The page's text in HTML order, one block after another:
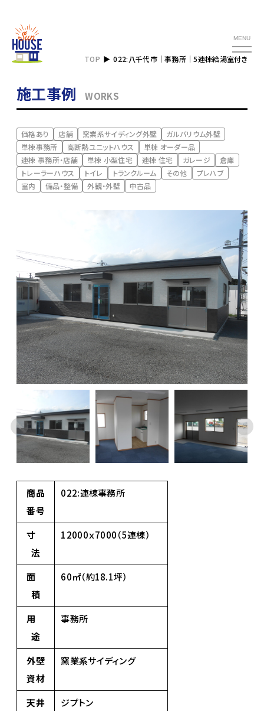
MENU
TOP 022:八千代市｜事務所｜5連棟給湯室付き
施工事例 WORKS
価格あり 店舗 窯業系サイディング外壁
ガルバリウム外壁
単棟事務所
高断熱ユニットハウス
単棟 オーダー品
連棟 事務所・店舗
単棟 小型住宅 連棟 住宅 ガレージ
倉庫
トレーラーハウス
トイレ トランクルーム その他
プレハブ
室内
備品・整備 外観・外壁 中古品
商品
番号
022:連棟事務所
寸
法
12000ｘ7000（5連棟）
面
積
60㎡（約18.1坪）
用
途
事務所
外壁
資材
窯業系サイディング
天井
ジプトン